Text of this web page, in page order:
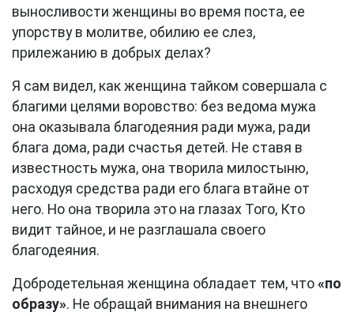
выносливости женщины во время поста, ее
упорству в молитве, обилию ее слез,
прилежанию в добрых делах?
Я сам видел, как женщина тайком совершала с
благими целями воровство: без ведома мужа
она оказывала благодеяния ради мужа, ради
блага дома, ради счастья детей. Не ставя в
известность мужа, она творила милостыню,
расходуя средства ради его блага втайне от
него. Но она творила это на глазах Того, Кто
видит тайное, и не разглашала своего
благодеяния.
Добродетельная женщина обладает тем, что «по
образу». Не обращай внимания на внешнего